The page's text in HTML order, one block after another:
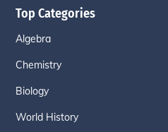
Top Categories
Algebra
Chemistry
Biology
World History